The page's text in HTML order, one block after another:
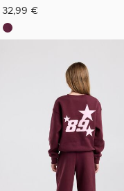
32,99 €